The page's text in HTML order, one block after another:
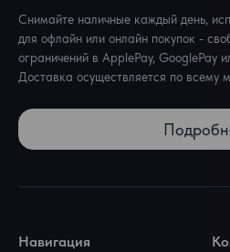
Снимайте наличные каждый день,
для офлайн или онлайн покупок -
ограничений в ApplePay, GooglePay
Доставка осуществляется по всему
Навигация